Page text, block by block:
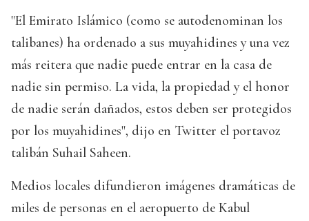
"El Emirato Islámico (como se autodenominan los
talibanes) ha ordenado a sus muyahidines y una vez
más reitera que nadie puede entrar en la casa de
nadie sin permiso. La vida, la propiedad y el honor
de nadie serán dañados, estos deben ser protegidos
por los muyahidines", dijo en Twitter el portavoz
talibán Suhail Saheen.
Medios locales difundieron imágenes dramáticas de
miles de personas en el aeropuerto de Kabul